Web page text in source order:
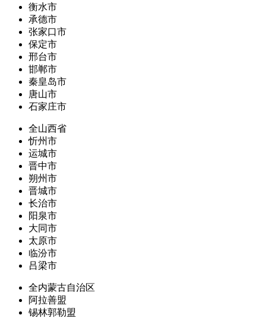
衡水市
承德市
张家口市
保定市
邢台市
邯郸市
秦皇岛市
唐山市
石家庄市
全山西省
忻州市
运城市
晋中市
朔州市
晋城市
长治市
阳泉市
大同市
太原市
临汾市
吕梁市
全内蒙古自治区
阿拉善盟
锡林郭勒盟